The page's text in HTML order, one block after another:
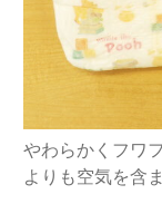
やわらかくフワ
よりも空気を含